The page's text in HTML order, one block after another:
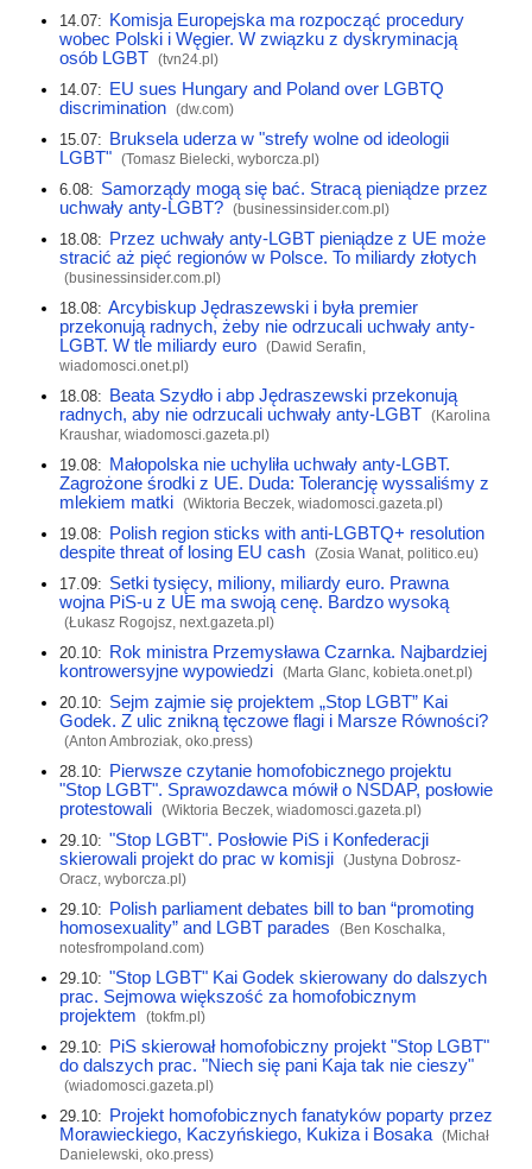
14.07: Komisja Europejska ma rozpocząć procedury
wobec Polski i Węgier. W związku z dyskryminacją
osób LGBT (tvn24.pl)
14.07: EU sues Hungary and Poland over LGBTQ
discrimination (dw.com)
15.07: Bruksela uderza w "strefy wolne od ideologii
LGBT" (Tomasz Bielecki, wyborcza.pl)
6.08: Samorządy mogą się bać. Stracą pieniądze przez
uchwały anty-LGBT? (businessinsider.com.pl)
18.08: Przez uchwały anty-LGBT pieniądze z UE może
stracić aż pięć regionów w Polsce. To miliardy złotych
(businessinsider.com.pl)
18.08: Arcybiskup Jędraszewski i była premier
przekonują radnych, żeby nie odrzucali uchwały anty-
LGBT. W tle miliardy euro (Dawid Serafin,
wiadomosci.onet.pl)
18.08: Beata Szydło i abp Jędraszewski przekonują
radnych, aby nie odrzucali uchwały anty-LGBT (Karolina
Kraushar, wiadomosci.gazeta.pl)
19.08: Małopolska nie uchyliła uchwały anty-LGBT.
Zagrożone środki z UE. Duda: Tolerancję wyssaliśmy z
mlekiem matki (Wiktoria Beczek, wiadomosci.gazeta.pl)
19.08: Polish region sticks with anti-LGBTQ+ resolution
despite threat of losing EU cash (Zosia Wanat, politico.eu)
17.09: Setki tysięcy, miliony, miliardy euro. Prawna
wojna PiS-u z UE ma swoją cenę. Bardzo wysoką
(Łukasz Rogojsz, next.gazeta.pl)
20.10: Rok ministra Przemysława Czarnka. Najbardziej
kontrowersyjne wypowiedzi (Marta Glanc, kobieta.onet.pl)
20.10: Sejm zajmie się projektem „Stop LGBT” Kai
Godek. Z ulic znikną tęczowe flagi i Marsze Równości?
(Anton Ambroziak, oko.press)
28.10: Pierwsze czytanie homofobicznego projektu
"Stop LGBT". Sprawozdawca mówił o NSDAP, posłowie
protestowali (Wiktoria Beczek, wiadomosci.gazeta.pl)
29.10: "Stop LGBT". Posłowie PiS i Konfederacji
skierowali projekt do prac w komisji (Justyna Dobrosz-
Oracz, wyborcza.pl)
29.10: Polish parliament debates bill to ban “promoting
homosexuality” and LGBT parades
(Ben Koschalka,
notesfrompoland.com)
29.10: "Stop LGBT" Kai Godek skierowany do dalszych
prac. Sejmowa większość za homofobicznym
projektem
(tokfm.pl)
29.10: PiS skierował homofobiczny projekt "Stop LGBT"
do dalszych prac. "Niech się pani Kaja tak nie cieszy"
(wiadomosci.gazeta.pl)
29.10: Projekt homofobicznych fanatyków poparty przez
Morawieckiego, Kaczyńskiego, Kukiza i Bosaka (Michał
Danielewski, oko.press)